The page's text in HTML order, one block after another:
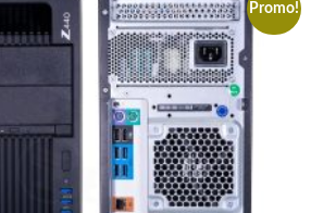
Promo!